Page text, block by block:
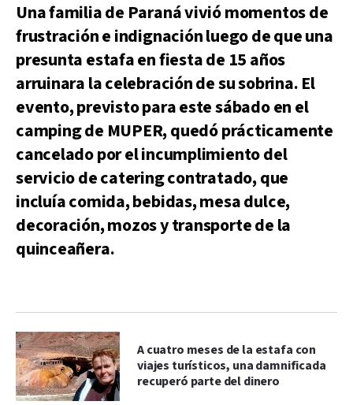
Una familia de Paraná vivió momentos de
frustración e indignación luego de que una
presunta estafa en fiesta de 15 años
arruinara la celebración de su sobrina. El
evento, previsto para este sábado en el
camping de MUPER, quedó prácticamente
cancelado por el incumplimiento del
servicio de catering contratado, que
incluía comida, bebidas, mesa dulce,
decoración, mozos y transporte de la
quinceañera.
A cuatro meses de la estafa con
viajes turísticos, una damnificada
recuperó parte del dinero